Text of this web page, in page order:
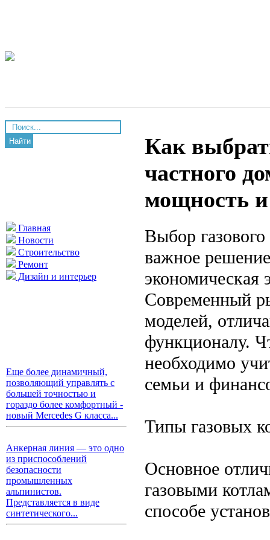
Найти
Главная
Новости
Строительство
Ремонт
Дизайн и интерьер
Еще более динамичный,
позволяющий управлять с
большей точностью и
гораздо более комфортный -
новый Mercedes G класса...
Анкерная линия — это одно
из приспособлений
безопасности
промышленных
альпинистов.
Представляется в виде
синтетического...
Как
частного
мощность
Выбор
важное
экономическая
Современный
моделей,
функционалу.
необходимо
семьи и
Типы газовых
Основное
газовыми
способе